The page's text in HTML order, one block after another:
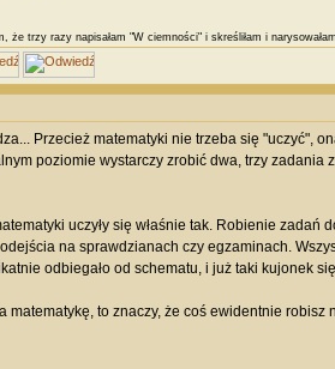
że trzy razy napisałam "W ciemności" i skreśliłam i
Przecież matematyki nie trzeba się "uczyć",
poziomie wystarczy zrobić dwa, trzy zadania
uczyły się właśnie tak. Robienie zadań
na sprawdzianach czy egzaminach.
odbiegało od schematu, i już taki kujonek
to znaczy, że coś ewidentnie robisz